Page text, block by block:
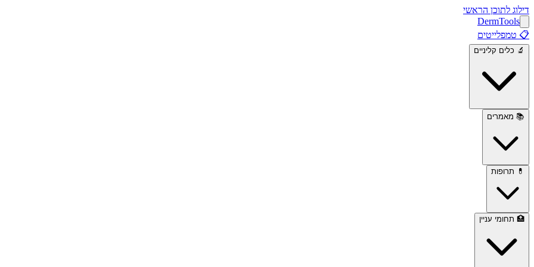
דילוג לתוכן הראשי
DermTools
📋 טמפלייטים
🔬 כלים קליניים
📚 מאמרים
💊 תרופות
🏥 תחומי עניין